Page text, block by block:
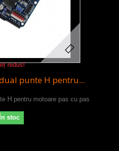
redus!
punte H pentru...
H pentru motoare pas cu pas
În stoc